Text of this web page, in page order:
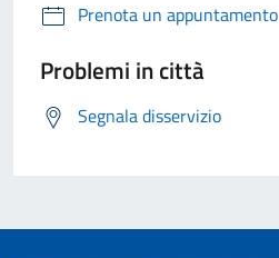
Prenota un appuntamento
Problemi in città
Segnala disservizio